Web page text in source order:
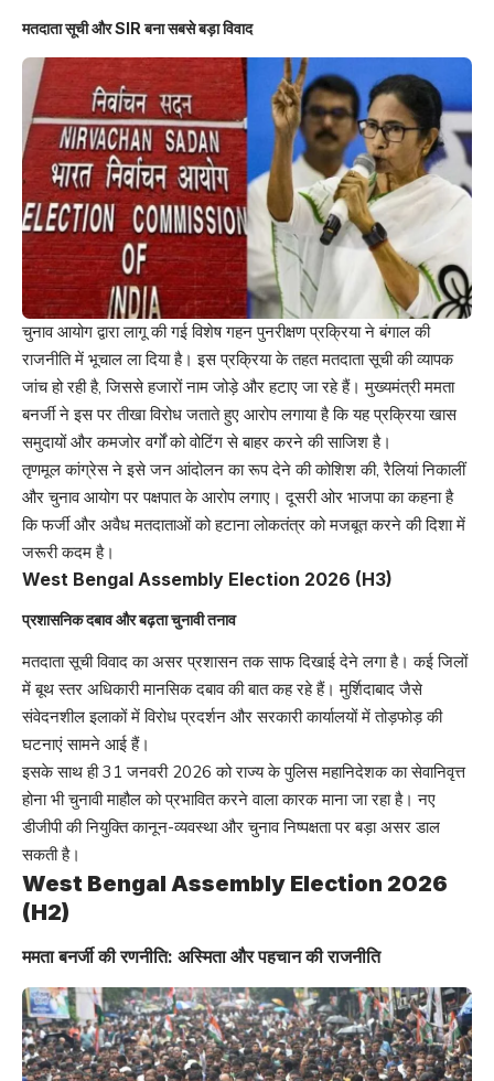
मतदाता सूची और SIR बना सबसे बड़ा विवाद
चुनाव आयोग द्वारा लागू की गई विशेष गहन पुनरीक्षण प्रक्रिया ने बंगाल की
राजनीति में भूचाल ला दिया है। इस प्रक्रिया के तहत मतदाता सूची की व्यापक
जांच हो रही है, जिससे हजारों नाम जोड़े और हटाए जा रहे हैं। मुख्यमंत्री ममता
बनर्जी ने इस पर तीखा विरोध जताते हुए आरोप लगाया है कि यह प्रक्रिया खास
समुदायों और कमजोर वर्गों को वोटिंग से बाहर करने की साजिश है।
तृणमूल कांग्रेस ने इसे जन आंदोलन का रूप देने की कोशिश की, रैलियां निकालीं
और चुनाव आयोग पर पक्षपात के आरोप लगाए। दूसरी ओर भाजपा का कहना है
कि फर्जी और अवैध मतदाताओं को हटाना लोकतंत्र को मजबूत करने की दिशा में
जरूरी कदम है।
West Bengal Assembly Election 2026 (H3)
प्रशासनिक दबाव और बढ़ता चुनावी तनाव
मतदाता सूची विवाद का असर प्रशासन तक साफ दिखाई देने लगा है। कई जिलों
में बूथ स्तर अधिकारी मानसिक दबाव की बात कह रहे हैं। मुर्शिदाबाद जैसे
संवेदनशील इलाकों में विरोध प्रदर्शन और सरकारी कार्यालयों में तोड़फोड़ की
घटनाएं सामने आई हैं।
इसके साथ ही 31 जनवरी 2026 को राज्य के पुलिस महानिदेशक का सेवानिवृत्त
होना भी चुनावी माहौल को प्रभावित करने वाला कारक माना जा रहा है। नए
डीजीपी की नियुक्ति कानून-व्यवस्था और चुनाव निष्पक्षता पर बड़ा असर डाल
सकती है।
West Bengal Assembly Election 2026
(H2)
ममता बनर्जी की रणनीति: अस्मिता और पहचान की राजनीति